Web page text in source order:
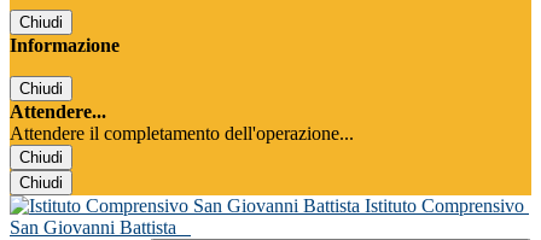
Chiudi
Informazione
Chiudi
Attendere...
Attendere il completamento dell'operazione...
Chiudi
Chiudi
Istituto Comprensivo
San Giovanni Battista